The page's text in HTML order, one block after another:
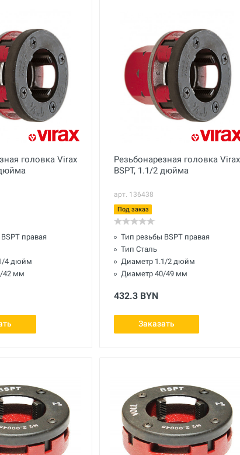
головка Virax
правая
4 дюйм
42 мм
Резьбонарезная головка Virax
BSPT, 1.1/2 дюйма
арт. 136438
Под заказ
Тип резьбы BSPT правая
Тип Сталь
Диаметр 1.1/2 дюйм
Диаметр 40/49 мм
432.3 BYN
Заказать